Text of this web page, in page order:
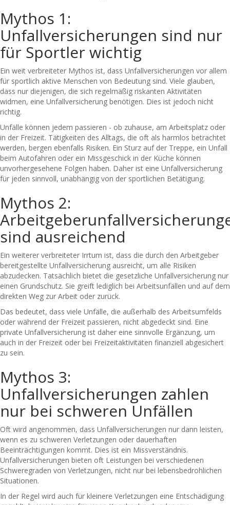
Mythos 1:
Unfallversicherungen sind nur
für Sportler wichtig
Ein weit verbreiteter Mythos ist, dass Unfallversicherungen vor allem
für sportlich aktive Menschen von Bedeutung sind. Viele glauben,
dass nur diejenigen, die sich regelmäßig riskanten Aktivitäten
widmen, eine Unfallversicherung benötigen. Dies ist jedoch nicht
richtig.
Unfälle können jedem passieren - ob zuhause, am Arbeitsplatz oder
in der Freizeit. Tätigkeiten des Alltags, die oft als harmlos betrachtet
werden, bergen ebenfalls Risiken. Ein Sturz auf der Treppe, ein Unfall
beim Autofahren oder ein Missgeschick in der Küche können
unvorhergesehene Folgen haben. Daher ist eine Unfallversicherung
für jeden sinnvoll, unabhängig von der sportlichen Betätigung.
Mythos 2:
sind ausreichend
Ein weiterer verbreiteter Irrtum ist, dass die durch den Arbeitgeber
bereitgestellte Unfallversicherung ausreicht, um alle Risiken
abzudecken. Tatsächlich bietet die gesetzliche Unfallversicherung nur
einen Grundschutz. Sie greift lediglich bei Arbeitsunfällen und auf dem
direkten Weg zur Arbeit oder zurück.
Das bedeutet, dass viele Unfälle, die außerhalb des Arbeitsumfelds
oder während der Freizeit passieren, nicht abgedeckt sind. Eine
private Unfallversicherung ist daher eine sinnvolle Ergänzung, um
auch in der Freizeit oder bei Freizeitaktivitäten finanziell abgesichert
zu sein.
Mythos 3:
Unfallversicherungen zahlen
nur bei schweren Unfällen
Oft wird angenommen, dass Unfallversicherungen nur dann leisten,
wenn es zu schweren Verletzungen oder dauerhaften
Beeinträchtigungen kommt. Dies ist ein Missverständnis.
Unfallversicherungen bieten oft Leistungen bei verschiedenen
Schweregraden von Verletzungen, nicht nur bei lebensbedrohlichen
Situationen.
In der Regel wird auch für kleinere Verletzungen eine Entschädigung